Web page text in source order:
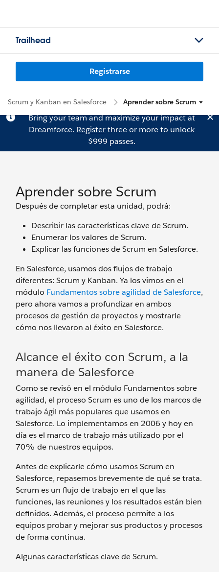
Trailhead
Registrarse
Scrum y Kanban en Salesforce Aprender sobre Scrum
Bring your team and maximize your impact at
Dreamforce. Registerthree or more to unlock
$999 passes.
Aprender sobre Scrum
Después de completar esta unidad, podrá:
Describir las características clave de Scrum.
Enumerar los valores de Scrum.
Explicar las funciones de Scrum en Salesforce.
En Salesforce, usamos dos flujos de trabajo
diferentes: Scrum y Kanban. Ya los vimos en el
módulo Fundamentos sobre agilidad de Salesforce,
pero ahora vamos a profundizar en ambos
procesos de gestión de proyectos y mostrarle
cómo nos llevaron al éxito en Salesforce.
Alcance el éxito con Scrum, a la
manera de Salesforce
Como se revisó en el módulo Fundamentos sobre
agilidad, el proceso Scrum es uno de los marcos de
trabajo ágil más populares que usamos en
Salesforce. Lo implementamos en 2006 y hoy en
día es el marco de trabajo más utilizado por el
70% de nuestros equipos.
Antes de explicarle cómo usamos Scrum en
Salesforce, repasemos brevemente de qué se trata.
Scrum es un flujo de trabajo en el que las
funciones, las reuniones y los resultados están bien
definidos. Además, el proceso permite a los
equipos probar y mejorar sus productos y procesos
de forma continua.
Algunas características clave de Scrum.